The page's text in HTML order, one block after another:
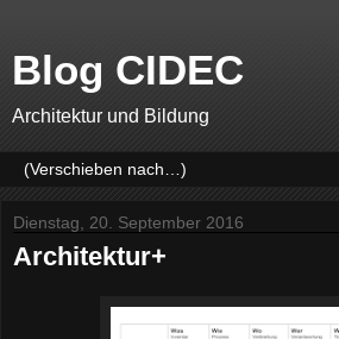
Blog CIDEC
Architektur und Bildung
Dienstag, 20. September 2016
Architektur+